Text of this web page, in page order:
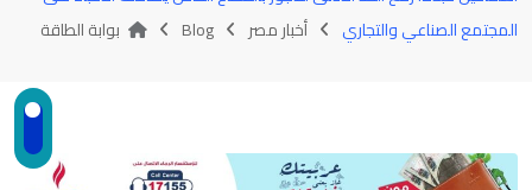
المجتمع الصناعي والتجاري
أخبار مصر Blog بوابة الطاقة